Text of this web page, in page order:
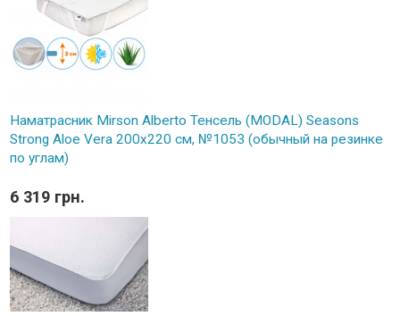
Наматрасник Mirson Alberto Тенсель (MODAL) Seasons
Strong Aloe Vera 200x220 см, №1053 (обычный на резинке
по углам)
6 319 грн.